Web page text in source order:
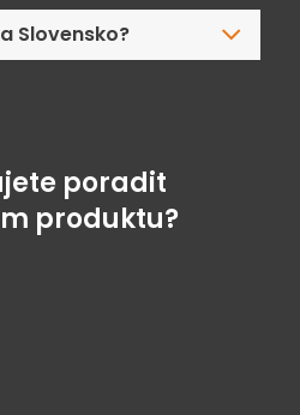
Slovensko?
poradit
produktu?